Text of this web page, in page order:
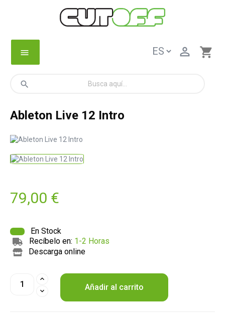
menu shopping_cart

search
Ableton Live 12 Intro
79,00 €
En Stock
Recíbelo en: 1-2 Horas
Descarga online
Añadir al carrito